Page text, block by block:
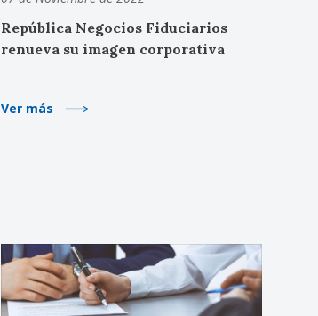
República Negocios Fiduciarios
renueva su imagen corporativa
Ver más